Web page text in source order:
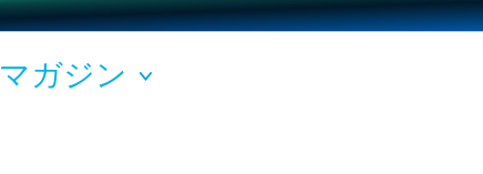
マガジン